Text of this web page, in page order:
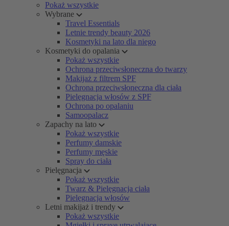
Pokaż wszystkie
Wybrane
Travel Essentials
Letnie trendy beauty 2026
Kosmetyki na lato dla niego
Kosmetyki do opalania
Pokaż wszystkie
Ochrona przeciwsłoneczna do twarzy
Makijaż z filtrem SPF
Ochrona przeciwsłoneczna dla ciała
Pielęgnacja włosów z SPF
Ochrona po opalaniu
Samoopalacz
Zapachy na lato
Pokaż wszystkie
Perfumy damskie
Perfumy męskie
Spray do ciała
Pielęgnacja
Pokaż wszystkie
Twarz & Pielęgnacja ciała
Pielęgnacja włosów
Letni makijaż i trendy
Pokaż wszystkie